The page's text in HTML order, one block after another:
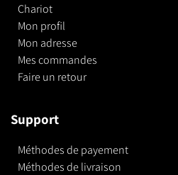
Chariot
Mon profil
Mon adresse
Mes commandes
Faire un retour
Support
Méthodes de payement
Méthodes de livraison